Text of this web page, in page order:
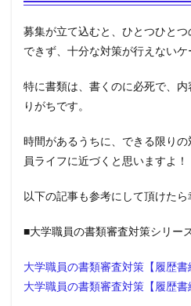
募集が立て込むと、ひとつひと
できず、十分な対策が行えないケ
特に書類は、書くのに必死で、
りがちです。
時間があるうちに、できる限り
員ライフに近づくと思いますよ！
以下の記事も参考にして頂けたら
■大学職員の書類審査対策シリー
大学職員の書類審査対策【履歴書
大学職員の書類審査対策【履歴書